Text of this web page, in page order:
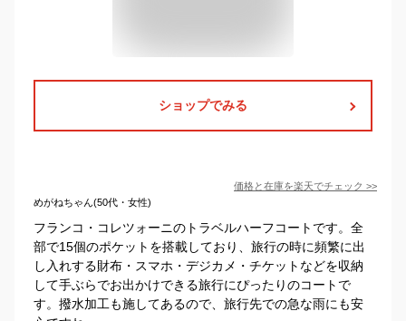
ショップでみる
価格と在庫を楽天でチェック >>
めがねちゃん(50代・女性)
フランコ・コレツォーニのトラベルハーフコートです。全
部で15個のポケットを搭載しており、旅行の時に頻繁に出
し入れする財布・スマホ・デジカメ・チケットなどを収納
して手ぶらでお出かけできる旅行にぴったりのコートで
す。撥水加工も施してあるので、旅行先での急な雨にも安